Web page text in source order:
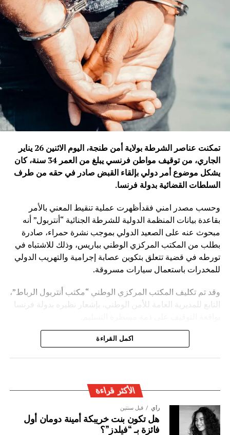
تمكنت عناصر الشرطة بولاية أمن طنجة، اليوم الاثنين 26 يناير
الجاري، من توقيف مواطن فرنسي يبلغ من العمر 34 سنة، كان
يشكل موضوع أمر دولي بإلقاء القبض صادر في حقه من طرف
السلطات القضائية بدولة فرنسا.
وحسب مصدر امني فقدأظهرت عملية تنقيط المعني بالأمر
بقاعدة بيانات المنظمة الدولية للشرطة الجنائية “أنتربول” أنه
مبحوث عنه على الصعيد الدولي بموجب نشرة حمراء، صادرة
بطلب من المكتب المركزي الوطني بباريس، وذلك للاشتباه في
تورطه في قضية تتعلق بتكوين عصابة إجرامية والتهريب الدولي
للمخدرات باستعمال سيارات مسروقة.
وقد تم تكليف المكتب المركزي الوطني “مكتب أنتربول الرباط”،
التابع للمديرية العامة للأمن الوطني، بإشعار نظيره بدولة فرنسا
ويأتي توقيف المشتبه به في سياق التزام المصالح الأمنية
اكمل القراءة
الأكثر قراءة
رأي قبل سنتين
هل تكون بنت خريبكة أمينة دومان أول
فائزة بـ “فيلدز”؟